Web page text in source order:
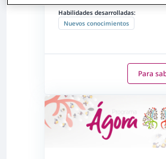
Habilidades desarrolladas:
Nuevos conocimientos
Para